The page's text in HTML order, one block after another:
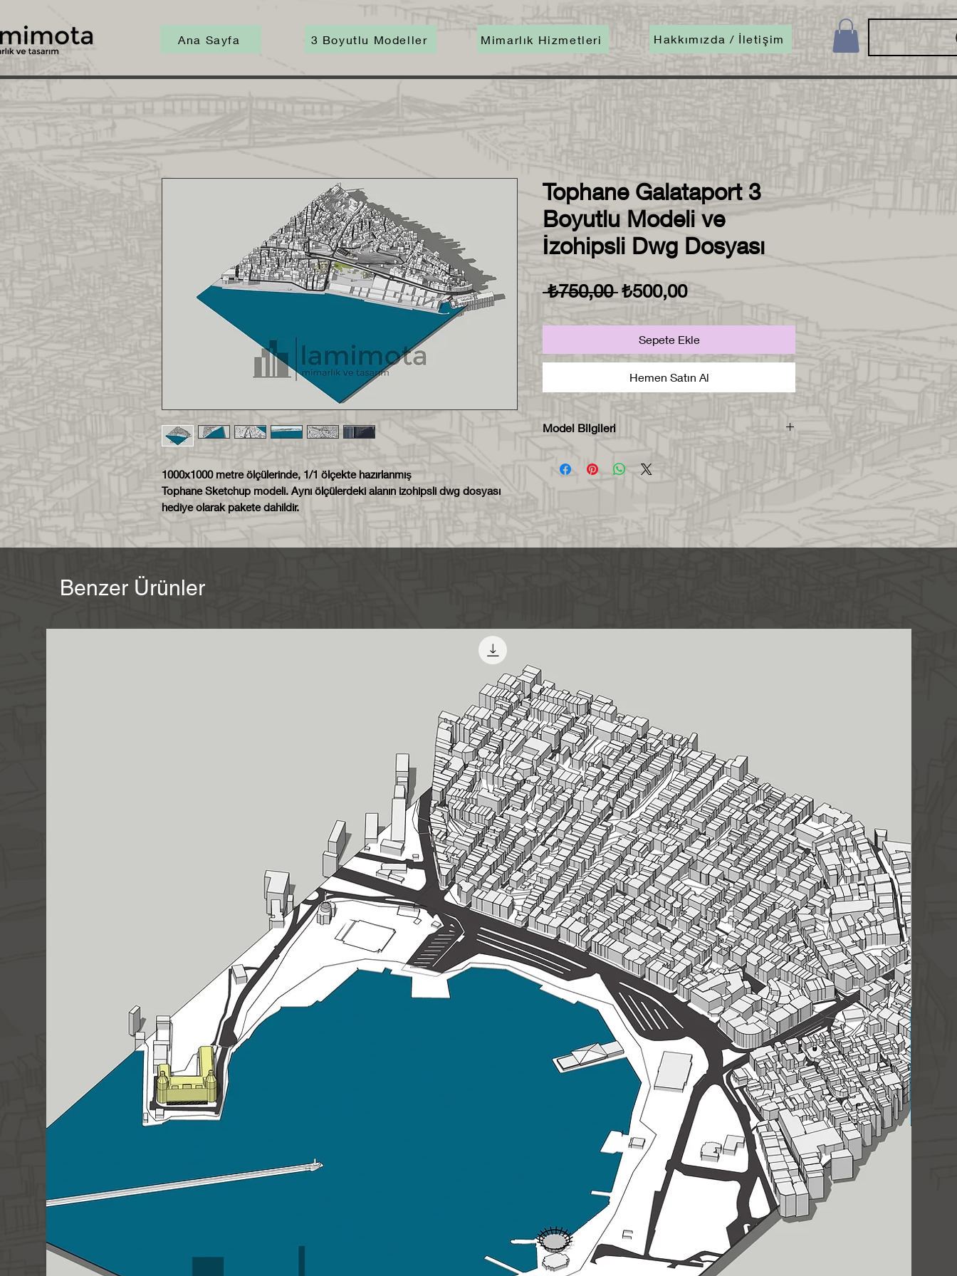
Ana Sayfa 3 Boyutlu Modeller Mimarlık Hizmetleri Hakkımızda / İletişim
1000x1000 metre ölçülerinde, 1/1 ölçekte hazırlanmış
Tophane Sketchup modeli. Aynı ölçülerdeki alanın izohipsli dwg dosyası
hediye olarak pakete dahildir.
Tophane Galataport 3
Boyutlu Modeli ve
İzohipsli Dwg Dosyası
₺750,00 Normal
Fiyat
₺500,00İndirimli
Fiyat
Sepete Ekle
Hemen Satın Al
Model Bilgileri
Model zip dosyası içerisinde skp2016.
formatında teslim edilecektir.
Model 1000x1000 metre boyutunda, 1/1
Her bileşen kendi layerında modellenmiştir. Bu
sayede istediğiniz layerları kapatıp
Model ve dwg dosyasının sınırları, ürün
resimlerinde görüldüğü gibidir. Lütfen satın
almadan önce dikkatli inceleyiniz.
Model mail yoluyla teslim edildiği andan
itibaren iade veya değişim kabul
edilmemektedir.
Benzer Ürünler